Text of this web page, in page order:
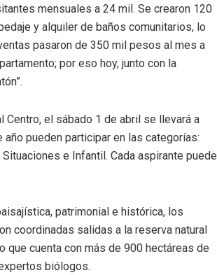
mensuales a 24 mil. Se crearon 120
y alquiler de baños comunitarios, lo
pasaron de 350 mil pesos al mes a
por eso hoy, junto con la
Centro, el sábado 1 de abril se llevará a
pueden participar en las categorías:
e Infantil. Cada aspirante puede
patrimonial e histórica, los
coordinadas salidas a la reserva natural
cuenta con más de 900 hectáreas de
biólogos.